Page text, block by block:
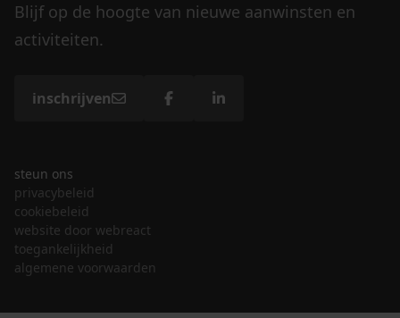
Blijf op de hoogte van nieuwe aanwinsten en
activiteiten.
inschrijven
steun ons
privacybeleid
cookiebeleid
website door webreact
toegankelijkheid
algemene voorwaarden